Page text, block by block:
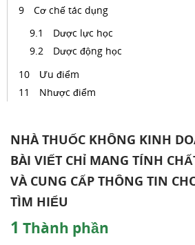
Cơ chế tác dụng
Dược lực học
Dược động học
Ưu điểm
Nhược điểm
NHÀ THUỐC KHÔNG KINH
BÀI VIẾT CHỈ MANG TÍNH
VÀ CUNG CẤP THÔNG TIN
TÌM HIỂU
1 Thành phần